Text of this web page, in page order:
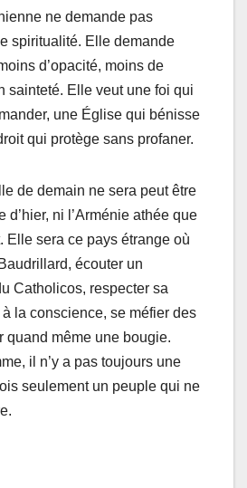
ne demande pas
spiritualité. Elle demande
d’opacité, moins de
sainteté. Elle veut une foi qui
une Église qui bénisse
qui protège sans profaner.
de demain ne sera peut être
d’hier, ni l’Arménie athée que
Elle sera ce pays étrange où
écouter un
Catholicos, respecter sa
la conscience, se méfier des
quand même une bougie.
il n’y a pas toujours une
seulement un peuple qui ne